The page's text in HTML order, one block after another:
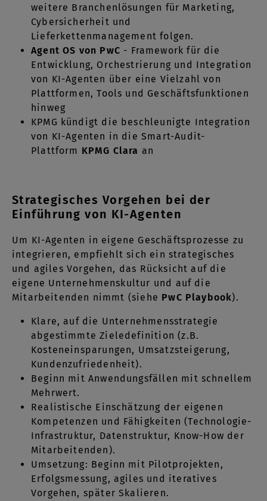
weitere Branchenlösungen für Marketing,
Cybersicherheit und
Lieferkettenmanagement folgen.
Agent OS von PwC - Framework für die
Entwicklung, Orchestrierung und Integration
von KI-Agenten über eine Vielzahl von
Plattformen, Tools und Geschäftsfunktionen
hinweg
KPMG kündigt die beschleunigte Integration
von KI-Agenten in die Smart-Audit-
Plattform KPMG Clara an
Strategisches Vorgehen bei der
Einführung von KI-Agenten
Um KI-Agenten in eigene Geschäftsprozesse zu
integrieren, empfiehlt sich ein strategisches
und agiles Vorgehen, das Rücksicht auf die
eigene Unternehmenskultur und auf die
Mitarbeitenden nimmt (siehe PwC Playbook).
Klare, auf die Unternehmensstrategie
abgestimmte Zieledefinition (z.B.
Kosteneinsparungen, Umsatzsteigerung,
Kundenzufriedenheit).
Beginn mit Anwendungsfällen mit schnellem
Mehrwert.
Realistische Einschätzung der eigenen
Kompetenzen und Fähigkeiten (Technologie-
Infrastruktur, Datenstruktur, Know-How der
Mitarbeitenden).
Umsetzung: Beginn mit Pilotprojekten,
Erfolgsmessung, agiles und iteratives
Vorgehen, später Skalieren.